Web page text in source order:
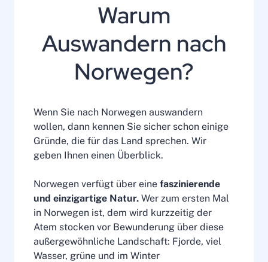
Warum
Auswandern nach
Norwegen?
Wenn Sie nach Norwegen auswandern
wollen, dann kennen Sie sicher schon einige
Gründe, die für das Land sprechen. Wir
geben Ihnen einen Überblick.
Norwegen verfügt über eine faszinierende
und einzigartige Natur. Wer zum ersten Mal
in Norwegen ist, dem wird kurzzeitig der
Atem stocken vor Bewunderung über diese
außergewöhnliche Landschaft: Fjorde, viel
Wasser, grüne und im Winter